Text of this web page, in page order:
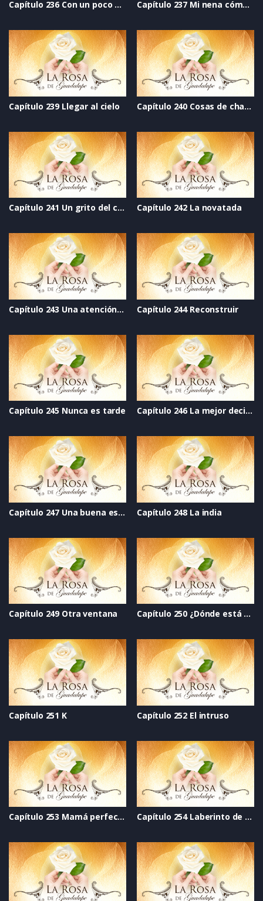
Capítulo 236 Con un poco de atención Capítulo 237 Mi nena cómplice
Capítulo 239 Llegar al cielo Capítulo 240 Cosas de chavitas
Capítulo 241 Un grito del corazón Capítulo 242 La novatada
Capítulo 243 Una atención constante Capítulo 244 Reconstruir
Capítulo 245 Nunca es tarde Capítulo 246 La mejor decisión de su vida
Capítulo 247 Una buena estrella Capítulo 248 La india
Capítulo 249 Otra ventana Capítulo 250 ¿Dónde está el sol_
Capítulo 251 K Capítulo 252 El intruso
Capítulo 253 Mamá perfecta Capítulo 254 Laberinto de dudas